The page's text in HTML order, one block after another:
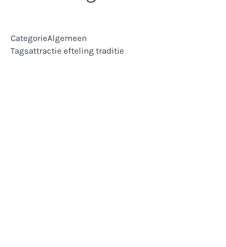
CategorieAlgemeen
Tagsattractie efteling traditie